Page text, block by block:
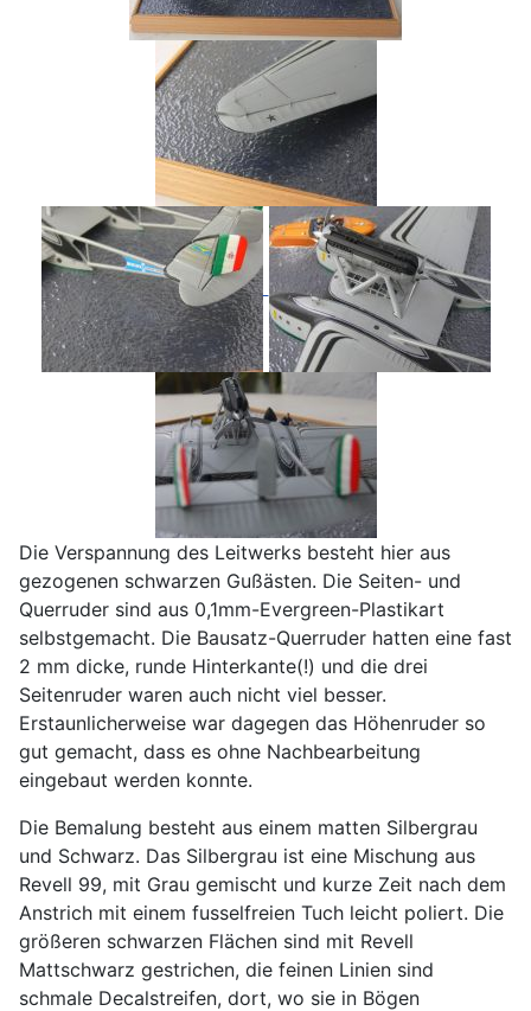
Die Verspannung des Leitwerks besteht hier aus
gezogenen schwarzen Gußästen. Die Seiten- und
Querruder sind aus 0,1mm-Evergreen-Plastikart
selbstgemacht. Die Bausatz-Querruder hatten eine fast
2 mm dicke, runde Hinterkante(!) und die drei
Seitenruder waren auch nicht viel besser.
Erstaunlicherweise war dagegen das Höhenruder so
gut gemacht, dass es ohne Nachbearbeitung
eingebaut werden konnte.
Die Bemalung besteht aus einem matten Silbergrau
und Schwarz. Das Silbergrau ist eine Mischung aus
Revell 99, mit Grau gemischt und kurze Zeit nach dem
Anstrich mit einem fusselfreien Tuch leicht poliert. Die
größeren schwarzen Flächen sind mit Revell
Mattschwarz gestrichen, die feinen Linien sind
schmale Decalstreifen, dort, wo sie in Bögen